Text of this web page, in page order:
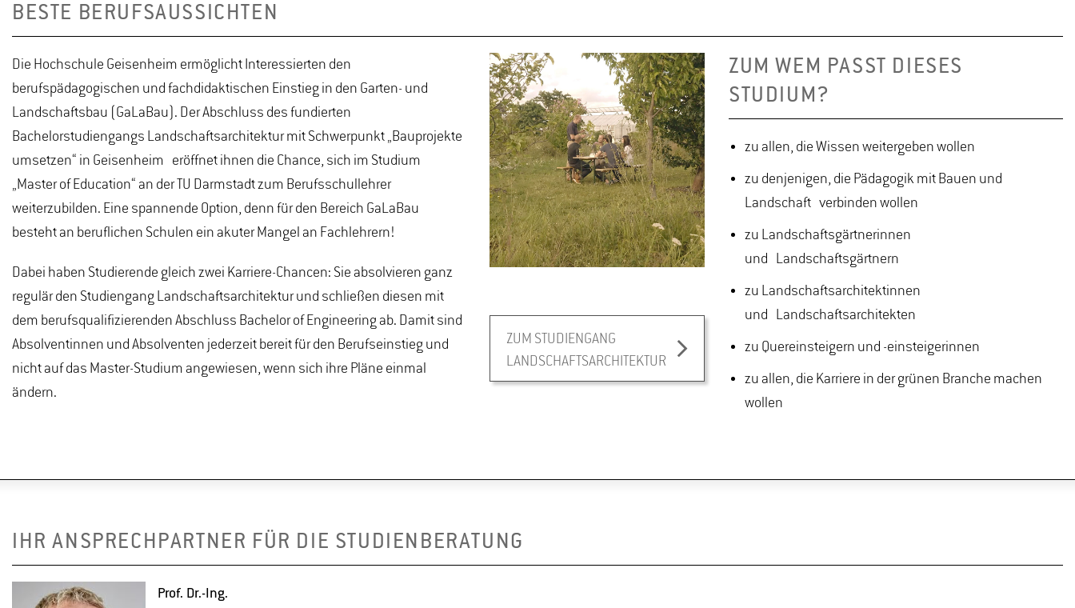
BESTE BERUFSAUSSICHTEN
Die Hochschule Geisenheim ermöglicht Interessierten den
berufspädagogischen und fachdidaktischen Einstieg in den Garten- und
Landschaftsbau (GaLaBau). Der Abschluss des fundierten
Bachelorstudiengangs Landschaftsarchitektur mit Schwerpunkt „Bauprojekte
umsetzen“ in Geisenheim eröffnet ihnen die Chance, sich im Studium
„Master of Education“ an der TU Darmstadt zum Berufsschullehrer
weiterzubilden. Eine spannende Option, denn für den Bereich GaLaBau
besteht an beruflichen Schulen ein akuter Mangel an Fachlehrern!
Dabei haben Studierende gleich zwei Karriere-Chancen: Sie absolvieren ganz
regulär den Studiengang Landschaftsarchitektur und schließen diesen mit
dem berufsqualifizierenden Abschluss Bachelor of Engineering ab. Damit sind
Absolventinnen und Absolventen jederzeit bereit für den Berufseinstieg und
nicht auf das Master-Studium angewiesen, wenn sich ihre Pläne einmal
ändern.
ZUM STUDIENGANG
LANDSCHAFTSARCHITEKTUR
ZUM WEM PASST DIESES
STUDIUM?
zu allen, die Wissen weitergeben wollen
zu denjenigen, die Pädagogik mit Bauen und
Landschaft verbinden wollen
zu Landschaftsgärtnerinnen
und Landschaftsgärtnern
zu Landschaftsarchitektinnen
und Landschaftsarchitekten
zu Quereinsteigern und -einsteigerinnen
zu allen, die Karriere in der grünen Branche machen
wollen
IHR ANSPRECHPARTNER FÜR DIE STUDIENBERATUNG
Prof. Dr.-Ing.